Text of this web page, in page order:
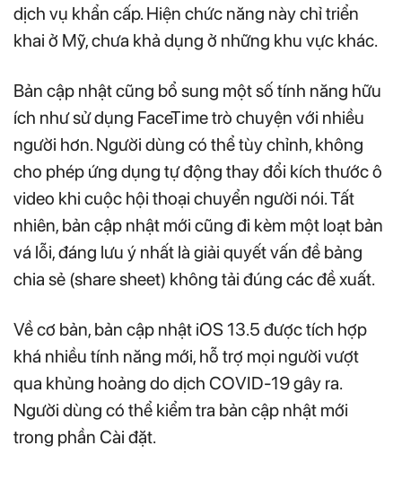
dịch vụ khẩn cấp. Hiện chức năng này chỉ triển
khai ở Mỹ, chưa khả dụng ở những khu vực khác.
Bản cập nhật cũng bổ sung một số tính năng hữu
ích như sử dụng FaceTime trò chuyện với nhiều
người hơn. Người dùng có thể tùy chỉnh, không
cho phép ứng dụng tự động thay đổi kích thước ô
video khi cuộc hội thoại chuyển người nói. Tất
nhiên, bản cập nhật mới cũng đi kèm một loạt bản
vá lỗi, đáng lưu ý nhất là giải quyết vấn đề bảng
chia sẻ (share sheet) không tải đúng các đề xuất.
Về cơ bản, bản cập nhật iOS 13.5 được tích hợp
khá nhiều tính năng mới, hỗ trợ mọi người vượt
qua khủng hoảng do dịch COVID-19 gây ra.
Người dùng có thể kiểm tra bản cập nhật mới
trong phần Cài đặt.